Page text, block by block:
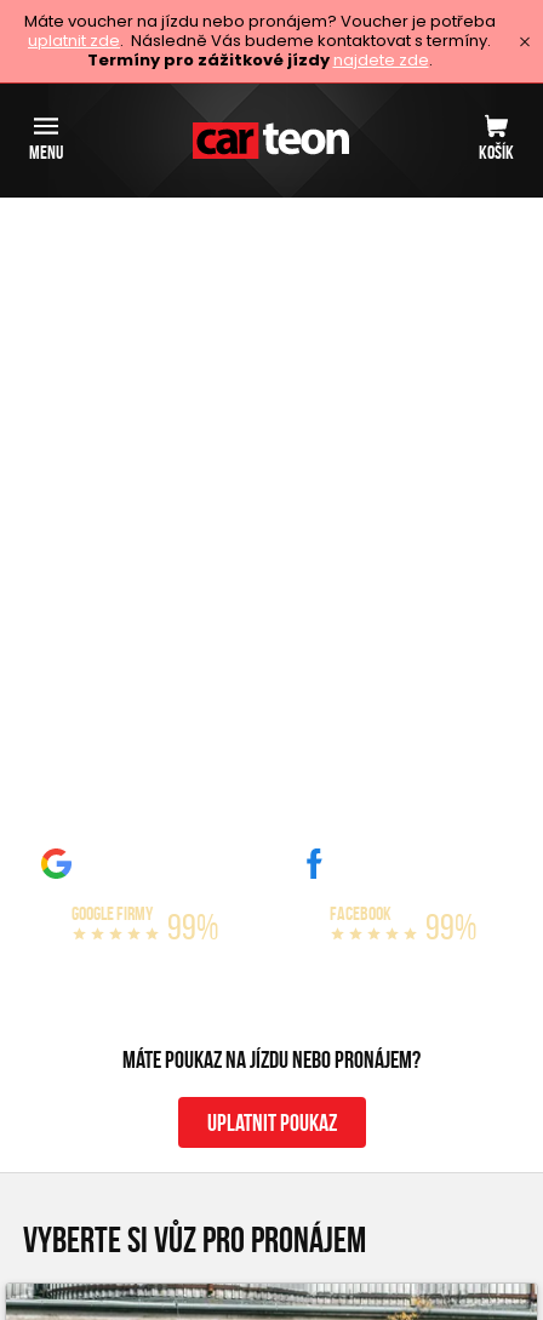
Máte voucher na jízdu nebo pronájem? Voucher je potřeba
uplatnit zde. Následně Vás budeme kontaktovat s termíny.
Termíny pro zážitkové jízdy najdete zde.
MENU KOŠÍK
GOOGLE FIRMY 99% FACEBOOK 99%
Máte poukaz na jízdu nebo pronájem?
uplatnit poukaz
VYBERTE SI VŮZ PRO PRONÁJEM